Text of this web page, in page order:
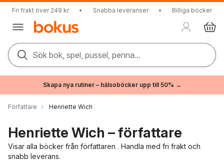
Fri frakt över 249 kr • Snabba leveranser • Billiga böcker
Sök bok, spel, pussel, penna...
Skapa nya rutiner – hälsoböcker upp till 50% →
Författare Henriette Wich
Henriette Wich – författare
Visar alla böcker från författaren . Handla med fri frakt och
snabb leverans.